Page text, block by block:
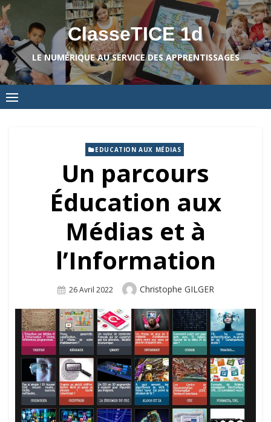
Skip
to
content
ClasseTICE 1d
LE NUMÉRIQUE AU SERVICE DES APPRENTISSAGES
EDUCATION AUX MÉDIAS
Un parcours
Éducation aux
Médias et à
l’Information
Posted
26 Avril 2022 Author
Christophe GILGER